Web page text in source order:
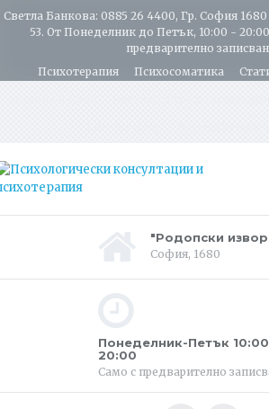
Светла Банкова: 0885 26 4400, Гр. София
53. От Понеделник до Петък, 10:00 - 20:00
предварително
Психотерапия
Психосоматика
"Родопски
София, 1680
Понеделник-Петък
20:00
Само с предварително